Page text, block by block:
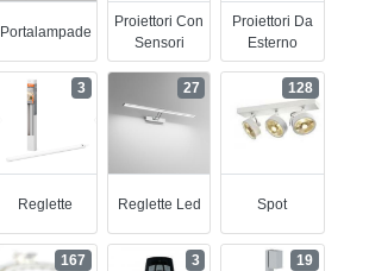
Portalampade
Proiettori Con
Sensori
Proiettori Da
Esterno
Reglette
3
Reglette Led
27
Spot
128
167 3 19